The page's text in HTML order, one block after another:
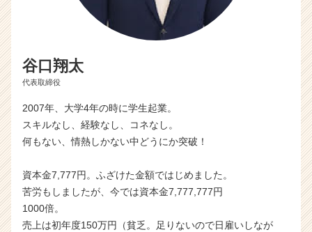
谷口翔太
代表取締役
2007年、大学4年の時に学生起業。
スキルなし、経験なし、コネなし。
何もない、情熱しかない中どうにか突破！
資本金7,777円。ふざけた金額ではじめました。
苦労もしましたが、今では資本金7,777,777円
1000倍。
売上は初年度150万円（貧乏。足りないので日雇いしなが